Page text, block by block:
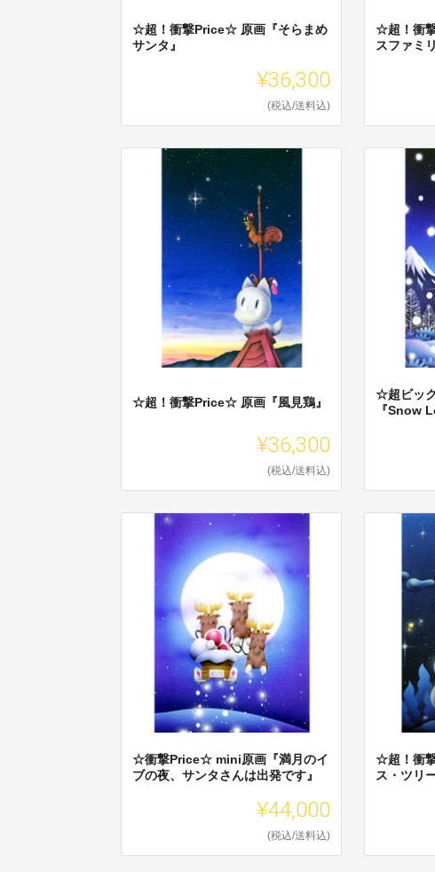
☆超！衝撃Price☆ 原画『そらまめ
サンタ』
¥36,300
(税込/送料込)
☆超！衝
スファミ
☆超！衝撃Price☆ 原画『風見鶏』
¥36,300
(税込/送料込)
☆超ビッ
『Snow
☆衝撃Price☆ mini原画『満月のイ
ブの夜、サンタさんは出発です』
¥44,000
(税込/送料込)
☆超！衝
ス・ツリ